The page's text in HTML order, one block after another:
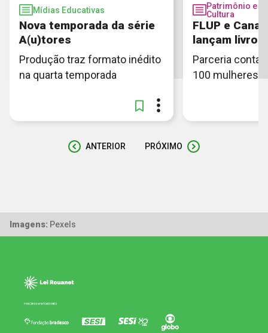
Mídias Educativas
Nova temporada da série
A(u)tores
Produção traz formato inédito
na quarta temporada
Patrimônio e
Cultura
FLUP e
lançam livro
Parceria conta
100 mulheres
ANTERIOR PRÓXIMO
Imagens: Pexels